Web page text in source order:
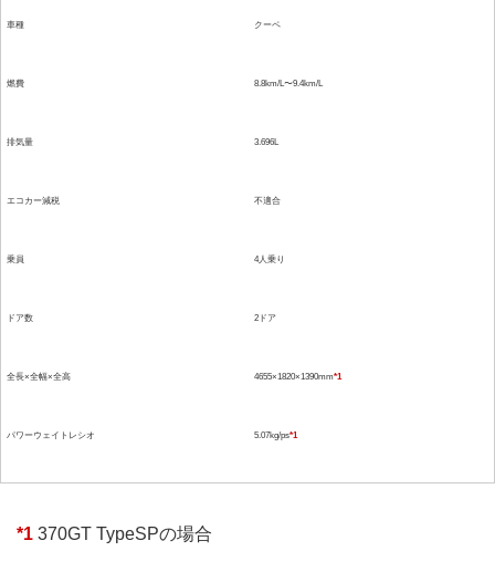
車種 クーペ
燃費 8.8km/L〜9.4km/L
排気量 3.696L
エコカー減税 不適合
乗員 4人乗り
ドア数 2ドア
全長×全幅×全高 4655×1820×1390mm*1
パワーウェイトレシオ 5.07kg/ps*1
*1 370GT TypeSPの場合